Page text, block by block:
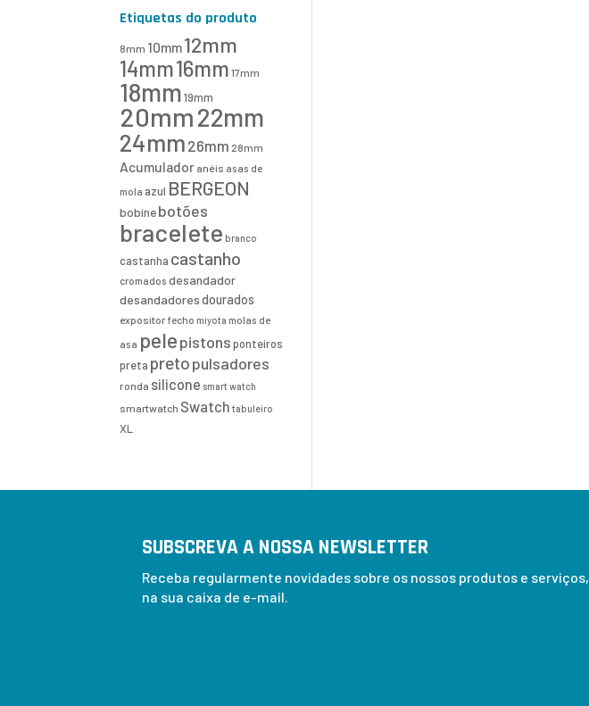
Etiquetas do produto
8mm 10mm12mm
14mm16mm 17mm
18mm 19mm
20mm22mm
24mm 26mm 28mm
Acumulador anéis asas de
mola azul BERGEON
bobinebotões
bracelete branco
castanha castanho
cromados desandador
desandadores dourados
expositor fecho miyota molas de
asa pelepistons ponteiros
preta pretopulsadores
ronda silicone smart watch
smartwatch Swatch tabuleiro
XL
SUBSCREVA A NOSSA NEWSLETTER
Receba regularmente novidades sobre os nossos produtos e serviços,
na sua caixa de e-mail.